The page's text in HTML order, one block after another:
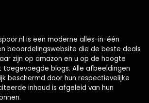
is een moderne alles-in-één
beoordelingswebsite die de beste deals
zijn op amazon en u op de hoogte
blogs. Alle afbeeldingen
beschermd door hun respectievelijke
inhoud is afgeleid van hun